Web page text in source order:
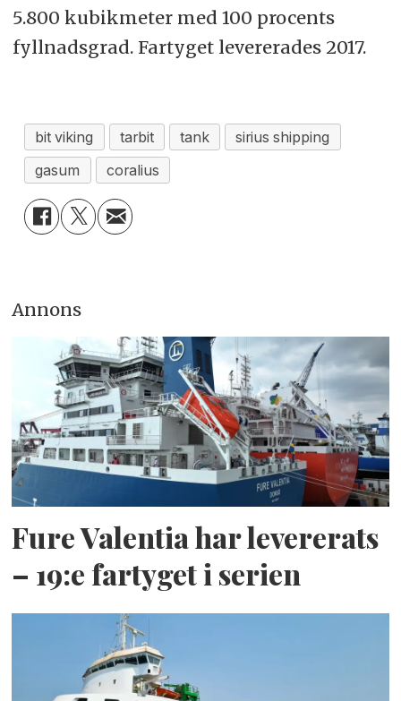
5.800 kubikmeter med 100 procents
fyllnadsgrad. Fartyget levererades 2017.
bit viking tarbit tank
sirius shipping
gasum
coralius
Annons
Fure Valentia har levererats
– 19:e fartyget i serien